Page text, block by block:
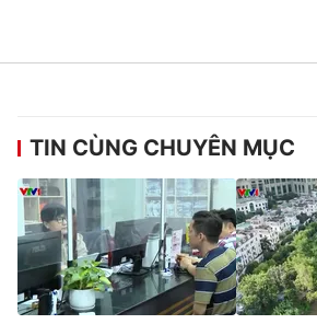
TIN CÙNG CHUYÊN MỤC